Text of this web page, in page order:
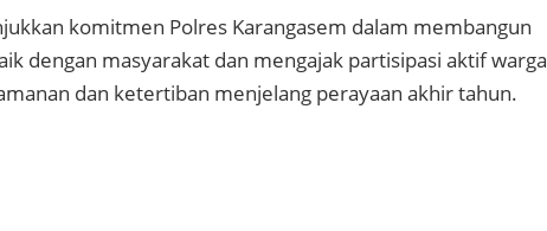
komitmen Polres Karangasem dalam membangun
dengan masyarakat dan mengajak partisipasi aktif warga
dan ketertiban menjelang perayaan akhir tahun.